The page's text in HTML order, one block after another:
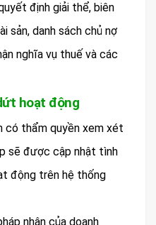
định giải thể, biên
sản, danh sách chủ nợ
nghĩa vụ thuế và các
hoạt động
có thẩm quyền xem xét
sẽ được cập nhật tình
động trên hệ thống
nhân của doanh